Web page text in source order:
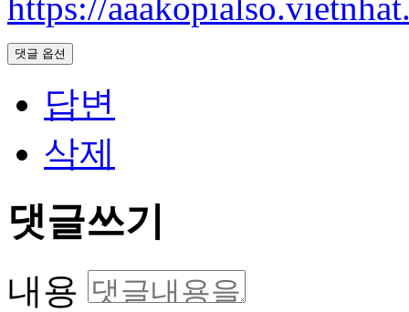
댓글 옵션
답변
삭제
댓글쓰기
내용